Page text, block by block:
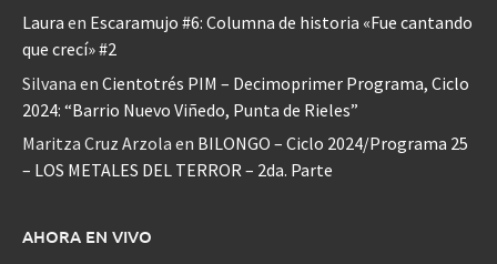
Laura en Escaramujo #6: Columna de historia «Fue cantando
que crecí» #2
Silvana en Cientotrés PIM – Decimoprimer Programa, Ciclo
2024: “Barrio Nuevo Viñedo, Punta de Rieles”
Maritza Cruz Arzola en BILONGO – Ciclo 2024/Programa 25
– LOS METALES DEL TERROR – 2da. Parte
AHORA EN VIVO